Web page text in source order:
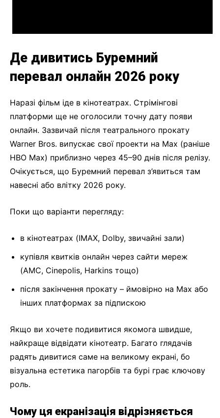
Де дивитись Буремний
перевал онлайн 2026 року
Наразі фільм іде в кінотеатрах. Стрімінгові
платформи ще не оголосили точну дату появи
онлайн. Зазвичай після театрального прокату
Warner Bros. випускає свої проекти на Max (раніше
HBO Max) приблизно через 45–90 днів після релізу.
Очікується, що Буремний перевал з’явиться там
навесні або влітку 2026 року.
Поки що варіанти перегляду:
в кінотеатрах (IMAX, Dolby, звичайні зали)
купівля квитків онлайн через сайти мереж
(AMC, Cinepolis, Harkins тощо)
після закінчення прокату – ймовірно на Max або
інших платформах за підпискою
Якщо ви хочете подивитися якомога швидше,
найкраще відвідати кінотеатр. Багато глядачів
радять дивитися саме на великому екрані, бо
візуальна естетика пагорбів та бурі грає ключову
роль.
Чому ця екранізація відрізняється